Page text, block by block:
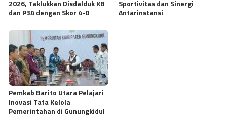
2026, Taklukkan Disdalduk KB
dan P3A dengan Skor 4-0
Sportivitas dan Sinergi
Antarinstansi
Pemkab Barito Utara Pelajari
Inovasi Tata Kelola
Pemerintahan di Gunungkidul